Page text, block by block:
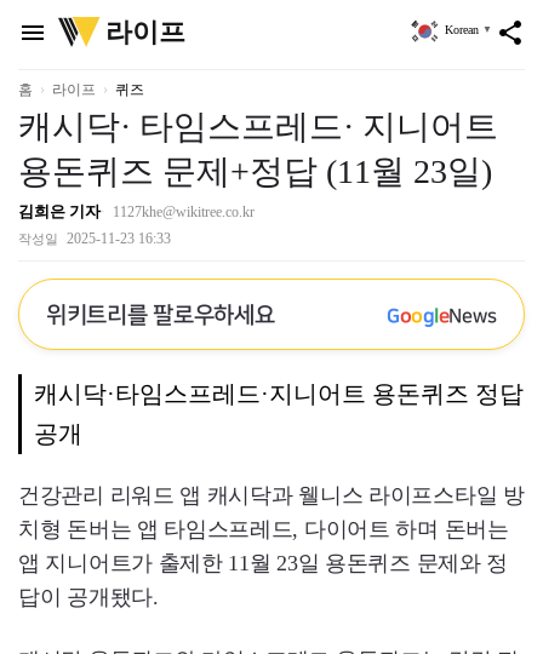
menu
위
키
리
라이프 share
Korean ▼
홈 라이프 퀴즈
캐시닥· 타임스프레드· 지니어트
용돈퀴즈 문제+정답 (11월 23일)
김희은 기자 1127khe@wikitree.co.kr
작성일 2025-11-23 16:33
위키트리를 팔로우하세요 GoogleNews
캐시닥·타임스프레드·지니어트 용돈퀴즈 정답
공개
건강관리 리워드 앱 캐시닥과 웰니스 라이프스타일 방
치형 돈버는 앱 타임스프레드, 다이어트 하며 돈버는
앱 지니어트가 출제한 11월 23일 용돈퀴즈 문제와 정
답이 공개됐다.